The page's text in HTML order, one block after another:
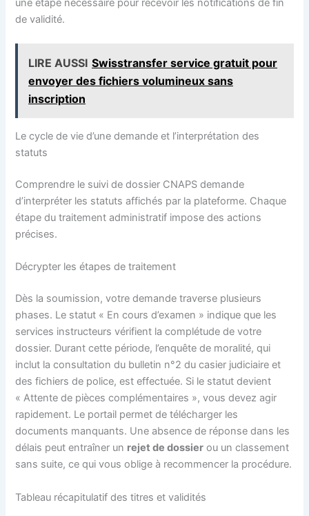
une étape nécessaire pour recevoir les notifications de fin
de validité.
LIRE AUSSI Swisstransfer service gratuit pour
envoyer des fichiers volumineux sans
inscription
Le cycle de vie d’une demande et l’interprétation des
statuts
Comprendre le suivi de dossier CNAPS demande
d’interpréter les statuts affichés par la plateforme. Chaque
étape du traitement administratif impose des actions
précises.
Décrypter les étapes de traitement
Dès la soumission, votre demande traverse plusieurs
phases. Le statut « En cours d’examen » indique que les
services instructeurs vérifient la complétude de votre
dossier. Durant cette période, l’enquête de moralité, qui
inclut la consultation du bulletin n°2 du casier judiciaire et
des fichiers de police, est effectuée. Si le statut devient
« Attente de pièces complémentaires », vous devez agir
rapidement. Le portail permet de télécharger les
documents manquants. Une absence de réponse dans les
délais peut entraîner un rejet de dossier ou un classement
sans suite, ce qui vous oblige à recommencer la procédure.
Tableau récapitulatif des titres et validités